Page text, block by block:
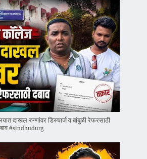
दाखल रुग्णांवर डिस्चार्ज व बांबुळी रेफरसाठी
#sindhudurg